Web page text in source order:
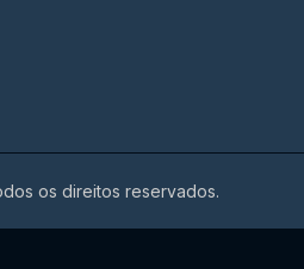
os direitos reservados.